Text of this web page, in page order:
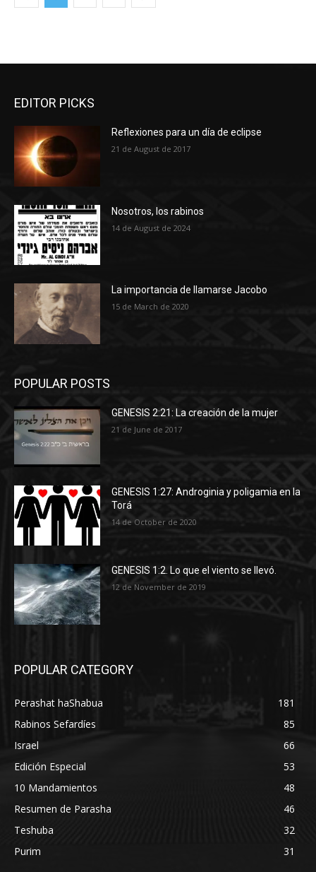
EDITOR PICKS
Reflexiones para un día de eclipse
21 de August de 2017
Nosotros, los rabinos
14 de August de 2024
La importancia de llamarse Jacobo
15 de March de 2020
POPULAR POSTS
GENESIS 2:21: La creación de la mujer
21 de June de 2017
GENESIS 1:27: Androginia y poligamia en la
Torá
14 de October de 2020
GENESIS 1:2. Lo que el viento se llevó.
12 de November de 2019
POPULAR CATEGORY
Perashat haShabua
181
Rabinos Sefardíes
85
Israel
66
Edición Especial
53
10 Mandamientos
48
Resumen de Parasha
46
Teshuba
32
Purim
31